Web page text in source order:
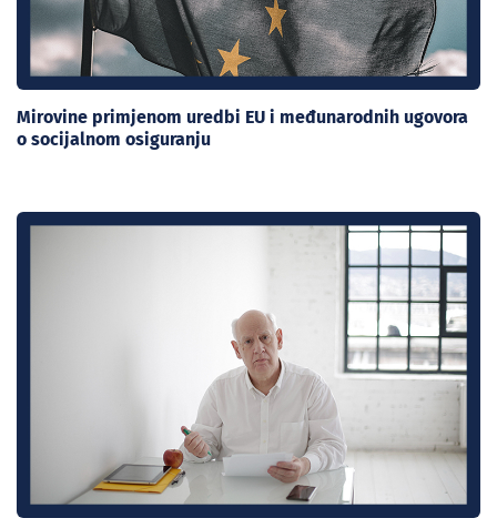
Mirovine primjenom uredbi EU i međunarodnih ugovora
o socijalnom osiguranju